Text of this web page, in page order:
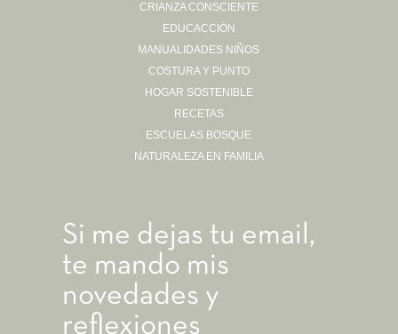
CRIANZA CONSCIENTE
EDUCACCIÓN
MANUALIDADES NIÑOS
COSTURA Y PUNTO
HOGAR SOSTENIBLE
RECETAS
ESCUELAS BOSQUE
NATURALEZA EN FAMILIA
Si me dejas tu email,
te mando mis
novedades y
reflexiones